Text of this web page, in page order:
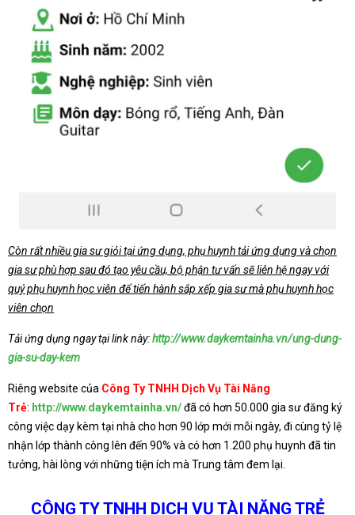
Còn rất nhiều gia sư giỏi tại ứng dụng, phụ huynh tải ứng dụng và chọn
gia sư phù hợp sau đó tạo yêu cầu, bộ phận tư vấn sẽ liên hệ ngay với
quý phụ huynh học viên để tiến hành sắp xếp gia sư mà phụ huynh học
viên chọn
Tải ứng dụng ngay tại link này:http://www.daykemtainha.vn/ung-dung-
gia-su-day-kem
Riêng website của Công Ty TNHH Dịch Vụ Tài Năng
Trẻ: http://www.daykemtainha.vn/đã có hơn 50.000 gia sư đăng ký
công việc dạy kèm tại nhà cho hơn 90 lớp mới mỗi ngày, đi cùng tỷ lệ
nhận lớp thành công lên đến 90% và có hơn 1.200 phụ huynh đã tin
tưởng, hài lòng với những tiện ích mà Trung tâm đem lại.
CÔNG TY TNHH DỊCH VỤ TÀI NĂNG TRẺ